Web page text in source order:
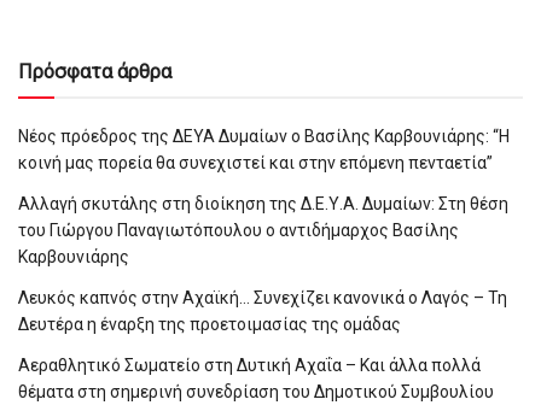
Πρόσφατα άρθρα
Νέος πρόεδρος της ΔΕΥΑ Δυμαίων ο Βασίλης Καρβουνιάρης: “Η
κοινή μας πορεία θα συνεχιστεί και στην επόμενη πενταετία”
Αλλαγή σκυτάλης στη διοίκηση της Δ.Ε.Υ.Α. Δυμαίων: Στη θέση
του Γιώργου Παναγιωτόπουλου ο αντιδήμαρχος Βασίλης
Καρβουνιάρης
Λευκός καπνός στην Αχαϊκή… Συνεχίζει κανονικά ο Λαγός – Τη
Δευτέρα η έναρξη της προετοιμασίας της ομάδας
Αεραθλητικό Σωματείο στη Δυτική Αχαΐα – Και άλλα πολλά
θέματα στη σημερινή συνεδρίαση του Δημοτικού Συμβουλίου